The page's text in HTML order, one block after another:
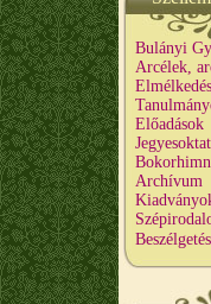
Bulányi
Arcélek,
Előadások
Archívum